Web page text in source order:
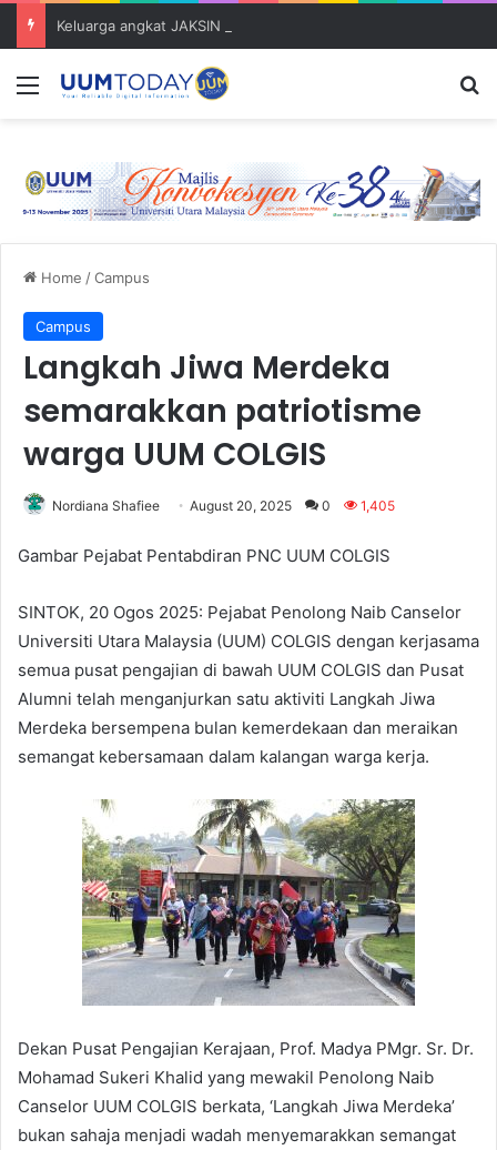
Menu
Home /Campus
Campus
Langkah Jiwa Merdeka
semarakkan patriotisme
warga UUM COLGIS
Nordiana Shafiee August 20, 2025 0 1,405
Gambar Pejabat Pentabdiran PNC UUM COLGIS
SINTOK, 20 Ogos 2025: Pejabat Penolong Naib Canselor
Universiti Utara Malaysia (UUM) COLGIS dengan kerjasama
semua pusat pengajian di bawah UUM COLGIS dan Pusat
Alumni telah menganjurkan satu aktiviti Langkah Jiwa
Merdeka bersempena bulan kemerdekaan dan meraikan
semangat kebersamaan dalam kalangan warga kerja.
Dekan Pusat Pengajian Kerajaan, Prof. Madya PMgr. Sr. Dr.
Mohamad Sukeri Khalid yang mewakil Penolong Naib
Canselor UUM COLGIS berkata, ‘Langkah Jiwa Merdeka’
bukan sahaja menjadi wadah menyemarakkan semangat